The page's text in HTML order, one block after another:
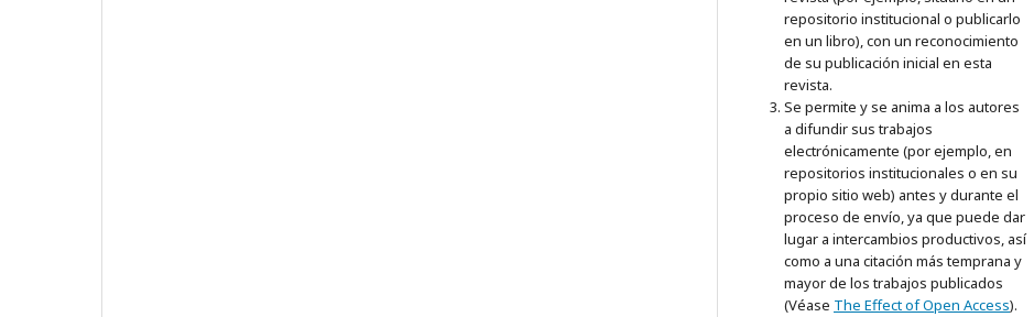
repositorio institucional o publicarlo
en un libro), con un reconocimiento
de su publicación inicial en esta
revista.
Se permite y se anima a los autores
a difundir sus trabajos
electrónicamente (por ejemplo, en
repositorios institucionales o en su
propio sitio web) antes y durante el
proceso de envío, ya que puede dar
lugar a intercambios productivos, así
como a una citación más temprana y
mayor de los trabajos publicados
(Véase The Effect of Open Access).